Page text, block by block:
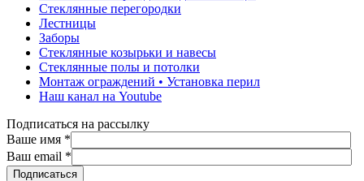
Стеклянные перегородки
Лестницы
Заборы
Стеклянные козырьки и навесы
Стеклянные полы и потолки
Монтаж ограждений • Установка перил
Наш канал на Youtube
Подписаться на рассылку
Ваше имя *
Ваш email *